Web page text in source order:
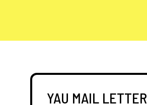
YAU MAIL LETTER